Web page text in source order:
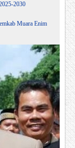
2030
Muara Enim